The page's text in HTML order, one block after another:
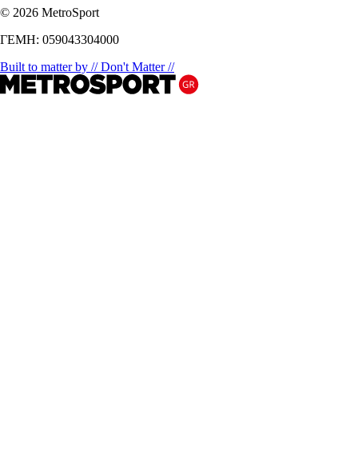
© 2026 MetroSport
ΓΕΜΗ: 059043304000
Built to matter by // Don't Matter //